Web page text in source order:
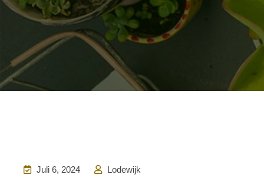
Juli 6, 2024
Lodewijk